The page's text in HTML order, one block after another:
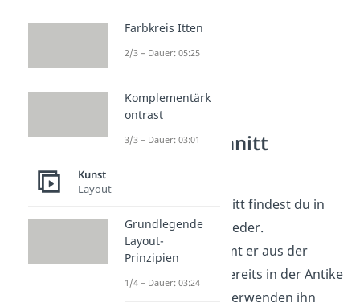
Goldener Schnitt
Den Goldenen Schnitt findest du in
vielen Bereichen
wieder.
Ursprünglich stammt er aus der
Natur und wurde bereits in der Antike
entdeckt. Seitdem verwenden ihn
Farbkreis Itten
2/3 – Dauer: 05:25
Komplementärk
ontrast
3/3 – Dauer: 03:01
Kunst
Layout
Grundlegende
Layout-
Prinzipien
1/4 – Dauer: 03:24